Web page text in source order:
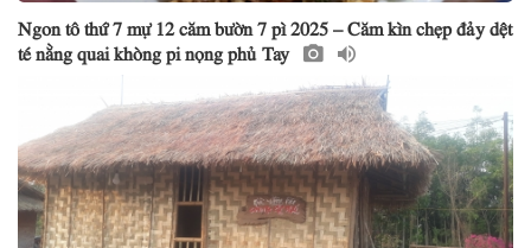
Ngon tô thứ 7 mự 12 căm bườn 7 pì 2025 – Căm kìn chẹp đảy dệt
té nằng quai khòng pi nọng phủ Tay